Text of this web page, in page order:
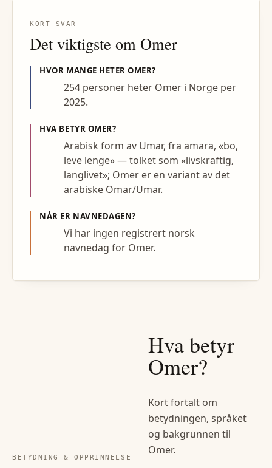
KORT SVAR
Det viktigste om Omer
HVOR MANGE HETEROMER?
254 personer heter Omer i Norge per
2025.
HVA BETYR OMER?
Arabisk form av Umar, fra amara, «bo,
leve lenge» — tolket som «livskraftig,
langlivet»; Omer er en variant av det
arabiske Omar/Umar.
NÅR ER NAVNEDAGEN?
Vi har ingen registrert norsk
navnedag for Omer.
BETYDNING & OPPRINNELSE
Hva betyr
Omer?
Kort fortalt om
betydningen, språket
og bakgrunnen til
Omer.